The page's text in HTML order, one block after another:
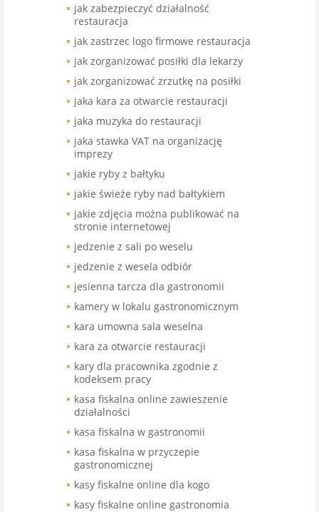
jak zabezpieczyć działalność
restauracja
jak zastrzec logo firmowe restauracja
jak zorganizować posiłki dla lekarzy
jak zorganizować zrzutkę na posiłki
jaka kara za otwarcie restauracji
jaka muzyka do restauracji
jaka stawka VAT na organizację
imprezy
jakie ryby z bałtyku
jakie świeże ryby nad bałtykiem
jakie zdjęcia można publikować na
stronie internetowej
jedzenie z sali po weselu
jedzenie z wesela odbiór
jesienna tarcza dla gastronomii
kamery w lokalu gastronomicznym
kara umowna sala weselna
kara za otwarcie restauracji
kary dla pracownika zgodnie z
kodeksem pracy
kasa fiskalna online zawieszenie
działalności
kasa fiskalna w gastronomii
kasa fiskalna w przyczepie
gastronomicznej
kasy fiskalne online dla kogo
kasy fiskalne online gastronomia